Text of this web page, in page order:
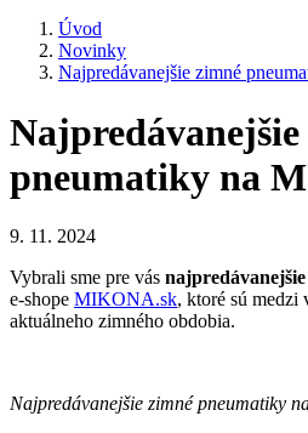
Úvod
Novinky
Najpredávanejšie zimné
pneumatiky na
9. 11. 2024
Vybrali sme pre vás
e-shope MIKONA.sk, ktoré sú medzi
aktuálneho zimného obdobia.
Najpredávanejšie zimné pneumatiky